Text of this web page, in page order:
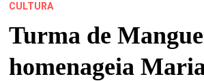
CULTURA
Turma de
homenageia